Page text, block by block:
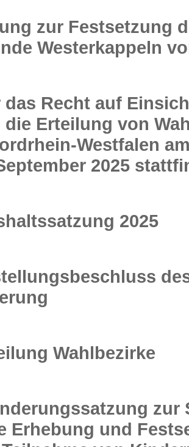
zur Festsetzung
Westerkappeln
Recht auf
Erteilung von
Westfalen
2025
2025
Wahlbezirke
zur
Erhebung und